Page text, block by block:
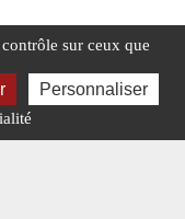
#N°474
sur ceux que
Personnaliser